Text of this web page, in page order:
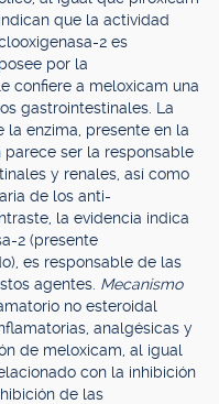
que la actividad
2 es
por la
confiere a meloxicam una
gastrointestinales. La
la enzima, presente en la
ser la responsable
y renales, así como
de los anti-
la evidencia indica
2 (presente
es responsable de las
agentes. Mecanismo
no esteroidal
analgésicas y
de meloxicam, al igual
con la inhibición
de las